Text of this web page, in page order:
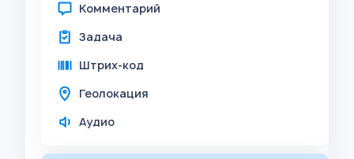
Комментарий
Задача
Штрих-код
Геолокация
Аудио